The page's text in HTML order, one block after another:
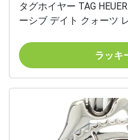
タグホイヤー TAG
ーシブ デイト クォーツ
ラッキ